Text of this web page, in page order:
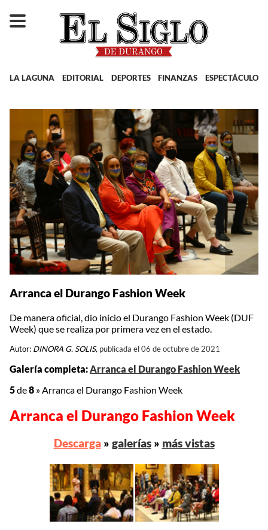
LA LAGUNA EDITORIAL DEPORTES FINANZAS ESPECTÁCULOS
Arranca el Durango Fashion Week
De manera oficial, dio inicio el Durango Fashion Week (DUF
Week) que se realiza por primera vez en el estado.
Autor: DINORA G. SOLIS, publicada el 06 de octubre de 2021
Galería completa: Arranca el Durango Fashion Week
5de8 » Arranca el Durango Fashion Week
Arranca el Durango Fashion Week
Descarga» galerías» más vistas